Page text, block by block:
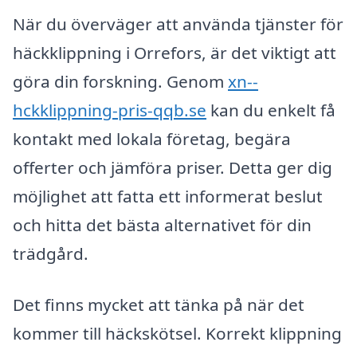
När du överväger att använda tjänster för
häckklippning i Orrefors, är det viktigt att
göra din forskning. Genom xn--
hckklippning-pris-qqb.se kan du enkelt få
kontakt med lokala företag, begära
offerter och jämföra priser. Detta ger dig
möjlighet att fatta ett informerat beslut
och hitta det bästa alternativet för din
trädgård.
Det finns mycket att tänka på när det
kommer till häckskötsel. Korrekt klippning